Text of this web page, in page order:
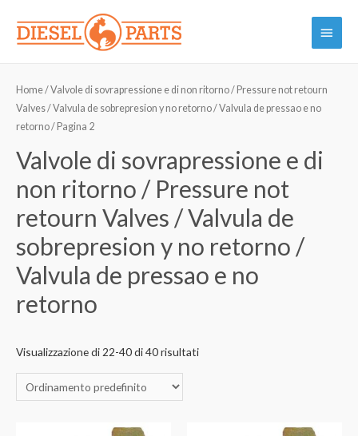
contenuto
Menu
Home/Valvole di sovrapressione e di non ritorno / Pressure not retourn
Valves / Valvula de sobrepresion y no retorno / Valvula de pressao e no
retorno/ Pagina 2
Valvole di sovrapressione e di
non ritorno / Pressure not
retourn Valves / Valvula de
sobrepresion y no retorno /
Valvula de pressao e no
retorno
Visualizzazione di 22-40 di 40 risultati